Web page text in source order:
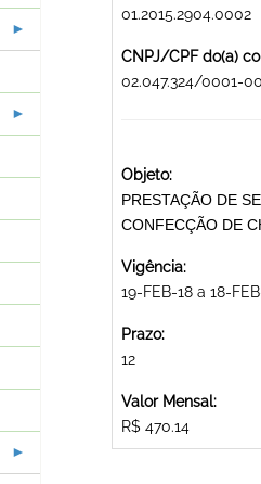
01.2015.2904.0002
CNPJ/CPF do(a)
02.047.324/0001-
Objeto:
PRESTAÇÃO DE
CONFECÇÃO DE
Vigência:
19-FEB-18 a 18-
Prazo:
12
Valor Mensal:
R$ 470.14